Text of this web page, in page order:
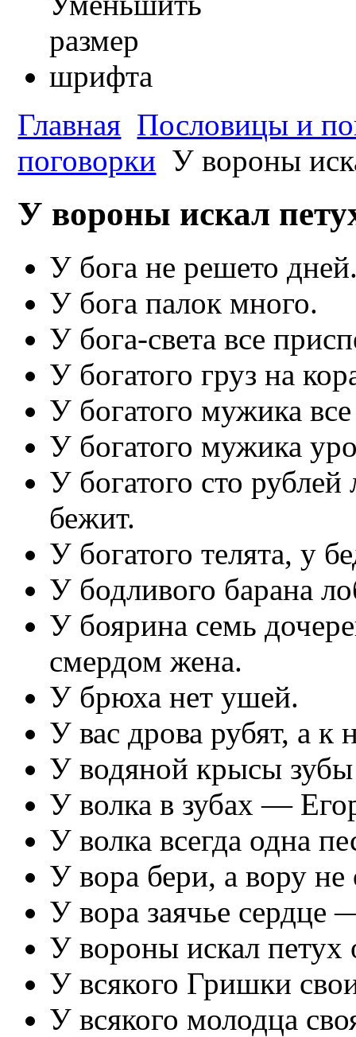
Главная Пословицы и
поговорки У вороны
У вороны искал
У бога не решето
У бога палок много.
У бога-света все
У богатого груз на
У богатого мужика все
У богатого мужика
У богатого сто
бежит.
У богатого телята, у
У бодливого барана
У боярина семь
смердом жена.
У брюха нет ушей.
У вас дрова рубят, а к
У водяной крысы
У волка в зубах —
У волка всегда одна
У вора бери, а вору не
У вора заячье сердце
У вороны искал
У всякого Гришки
У всякого молодца